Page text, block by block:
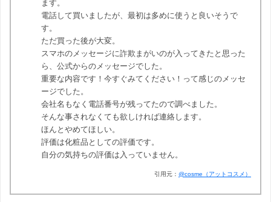
ます。
電話して買いましたが、最初は多めに使うと良いそうで
す。
ただ買った後が大変。
スマホのメッセージに詐欺まがいのが入ってきたと思った
ら、公式からのメッセージでした。
重要な内容です！今すぐみてください！って感じのメッセ
ージでした。
会社名もなく電話番号が残ってたので調べました。
そんな事されなくても欲しければ連絡します。
ほんとやめてほしい。
評価は化粧品としての評価です。
自分の気持ちの評価は入っていません。
引用元： @cosme（アットコスメ）